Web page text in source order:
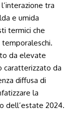
tra
e umida
termici che‍
da elevate
caratterizzato da
diffusa di
la
dell’estate 2024.